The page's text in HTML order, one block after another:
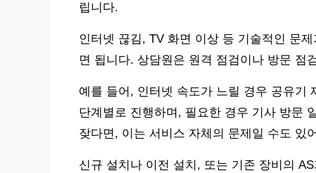
립니다.
인터넷 끊김, TV 화면 이상 등 기술적인 문
면 됩니다. 상담원은 원격 점검이나 방문 점
예를 들어, 인터넷 속도가 느릴 경우 공유기
단계별로 진행하며, 필요한 경우 기사 방문
잦다면, 이는 서비스 자체의 문제일 수도 있
신규 설치나 이전 설치, 또는 기존 장비의